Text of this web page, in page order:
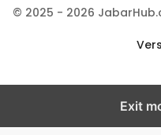
© 2025 - 2026
Exit